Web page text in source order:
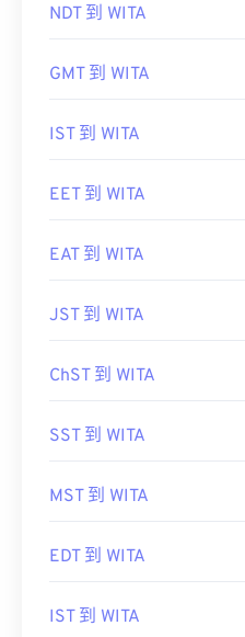
NDT 到 WITA
GMT 到 WITA
IST 到 WITA
EET 到 WITA
EAT 到 WITA
JST 到 WITA
ChST 到 WITA
SST 到 WITA
MST 到 WITA
EDT 到 WITA
IST 到 WITA